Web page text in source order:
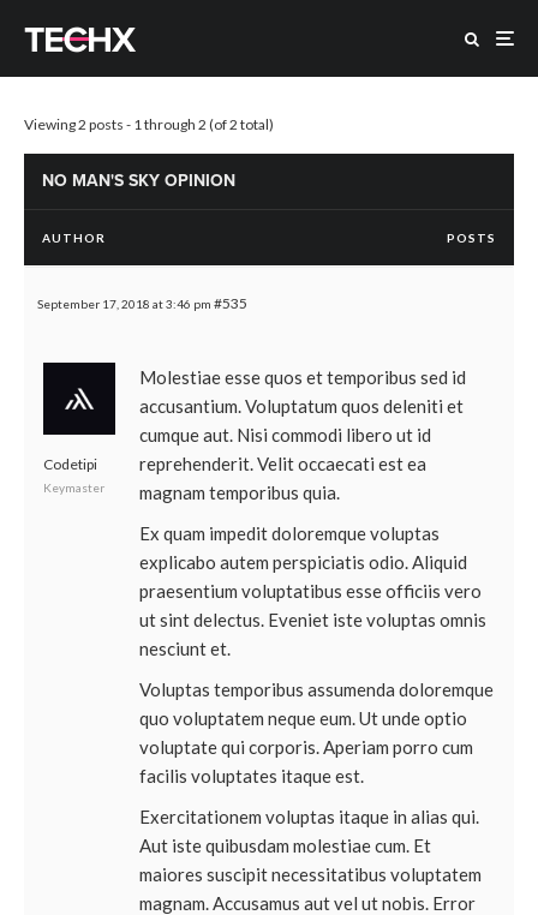
Viewing 2 posts - 1 through 2 (of 2 total)
NO MAN'S SKY OPINION
AUTHOR POSTS
September 17, 2018 at 3:46 pm #535
Codetipi
Keymaster
Molestiae esse quos et temporibus sed id
accusantium. Voluptatum quos deleniti et
cumque aut. Nisi commodi libero ut id
reprehenderit. Velit occaecati est ea
magnam temporibus quia.
Ex quam impedit doloremque voluptas
explicabo autem perspiciatis odio. Aliquid
praesentium voluptatibus esse officiis vero
ut sint delectus. Eveniet iste voluptas omnis
nesciunt et.
Voluptas temporibus assumenda doloremque
quo voluptatem neque eum. Ut unde optio
voluptate qui corporis. Aperiam porro cum
facilis voluptates itaque est.
Exercitationem voluptas itaque in alias qui.
Aut iste quibusdam molestiae cum. Et
maiores suscipit necessitatibus voluptatem
magnam. Accusamus aut vel ut nobis. Error